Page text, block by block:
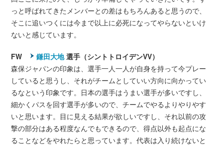
っと呼ばれてきたメンバーとの差はもちろんあると思うので、
そこに追いつくには今まで以上に必死になってやらないといけ
ないと感じています。
FW 鎌田大地選手（シントトロイデンVV）
森保ジャパンの印象は、選手一人一人が自身を持って今プレー
していると思うし、それがチームとしていい方向に向かってい
るなという印象です。日本の選手はうまい選手が多いですし、
細かくパスを回す選手が多いので、チームでやるよりやりやす
いと思います。目に見える結果が欲しいですし、それ以前の攻
撃の部分はある程度なんでもできるので、得点以外も起点にな
ることなどをやれたらと思っています。代表は入り続けないと